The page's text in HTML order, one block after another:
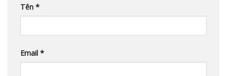
Tên *
Email *